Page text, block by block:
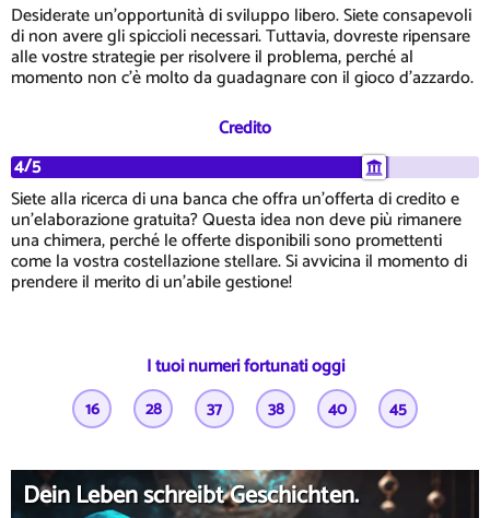
Desiderate un'opportunità di sviluppo libero. Siete consapevoli
di non avere gli spiccioli necessari. Tuttavia, dovreste ripensare
alle vostre strategie per risolvere il problema, perché al
momento non c'è molto da guadagnare con il gioco d'azzardo.
Credito
4/5
Siete alla ricerca di una banca che offra un'offerta di credito e
un'elaborazione gratuita? Questa idea non deve più rimanere
una chimera, perché le offerte disponibili sono promettenti
come la vostra costellazione stellare. Si avvicina il momento di
prendere il merito di un'abile gestione!
I tuoi numeri fortunati oggi
16 28 37 38 40 45
Dein Leben schreibt Geschichten.